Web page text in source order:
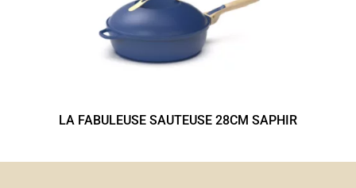
LA FABULEUSE SAUTEUSE 28CM SAPHIR